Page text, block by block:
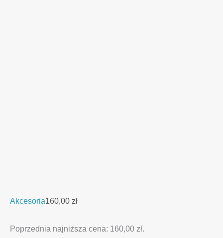
Akcesoria160,00 zł
Poprzednia najniższa cena: 160,00 zł.